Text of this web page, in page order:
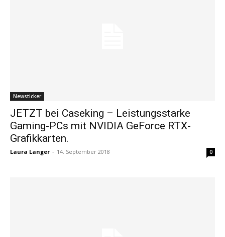
Newsticker
JETZT bei Caseking – Leistungsstarke
Gaming-PCs mit NVIDIA GeForce RTX-
Grafikkarten.
Laura Langer - 14. September 2018 0